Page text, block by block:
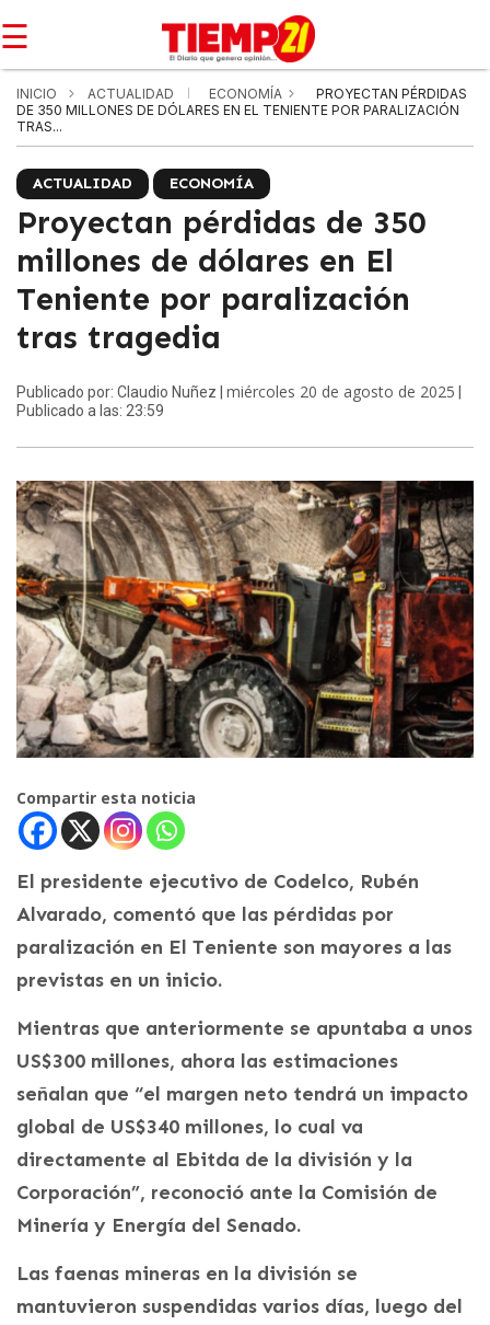
☰
INICIO ACTUALIDAD ECONOMÍA
PROYECTAN PÉRDIDAS
DE 350 MILLONES DE DÓLARES EN EL TENIENTE POR PARALIZACIÓN
TRAS...
ACTUALIDAD ECONOMÍA
Proyectan pérdidas de 350
millones de dólares en El
Teniente por paralización
tras tragedia
Publicado por: Claudio Nuñez | miércoles 20 de agosto de 2025
Publicado a las: 23:59
Compartir esta noticia
El presidente ejecutivo de Codelco, Rubén
Alvarado, comentó que las pérdidas por
paralización en El Teniente son mayores a las
previstas en un inicio.
Mientras que anteriormente se apuntaba a unos
US$300 millones, ahora las estimaciones
señalan que “el margen neto tendrá un impacto
global de US$340 millones, lo cual va
directamente al Ebitda de la división y la
Corporación”, reconoció ante la Comisión de
Minería y Energía del Senado.
Las faenas mineras en la división se
mantuvieron suspendidas varios días, luego del